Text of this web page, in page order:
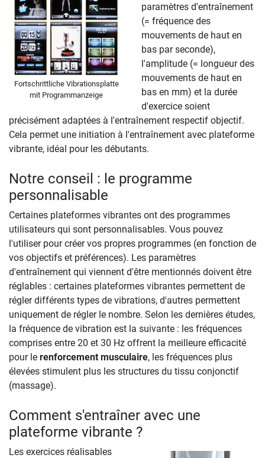
Fortschrittliche Vibrationsplatte
mit Programmanzeige
paramètres d'entraînement
(= fréquence des
mouvements de haut en
bas par seconde),
l'amplitude (= longueur des
mouvements de haut en
bas en mm) et la durée
d'exercice soient
précisément adaptées à l'entraînement respectif objectif.
Cela permet une initiation à l'entraînement avec plateforme
vibrante, idéal pour les débutants.
Notre conseil : le programme
personnalisable
Certaines plateformes vibrantes ont des programmes
utilisateurs qui sont personnalisables. Vous pouvez
l'utiliser pour créer vos propres programmes (en fonction de
vos objectifs et préférences). Les paramètres
d'entraînement qui viennent d'être mentionnés doivent être
réglables : certaines plateformes vibrantes permettent de
régler différents types de vibrations, d'autres permettent
uniquement de régler le nombre. Selon les dernières études,
la fréquence de vibration est la suivante : les fréquences
comprises entre 20 et 30 Hz offrent la meilleure efficacité
pour le renforcement musculaire, les fréquences plus
élevées stimulent plus les structures du tissu conjonctif
(massage).
Comment s'entraîner avec une
plateforme vibrante ?
Les exercices réalisables